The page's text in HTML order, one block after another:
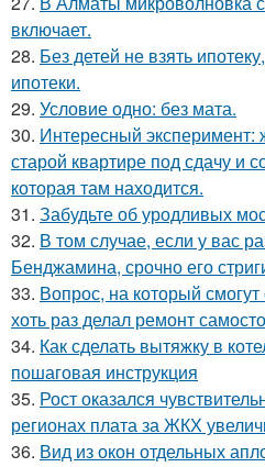
включает.
28. Без детей не взять
ипотеки.
29. Условие одно: без мата.
30. Интересный
старой квартире под сдачу и
которая там находится.
31. Забудьте об уродливых
32. В том случае, если у вас
Бенджамина, срочно его
33. Вопрос, на который смогут
хоть раз делал ремонт
34. Как сделать вытяжку в
пошаговая инструкция
35. Рост оказался
регионах плата за ЖКХ
36. Вид из окон отдельных